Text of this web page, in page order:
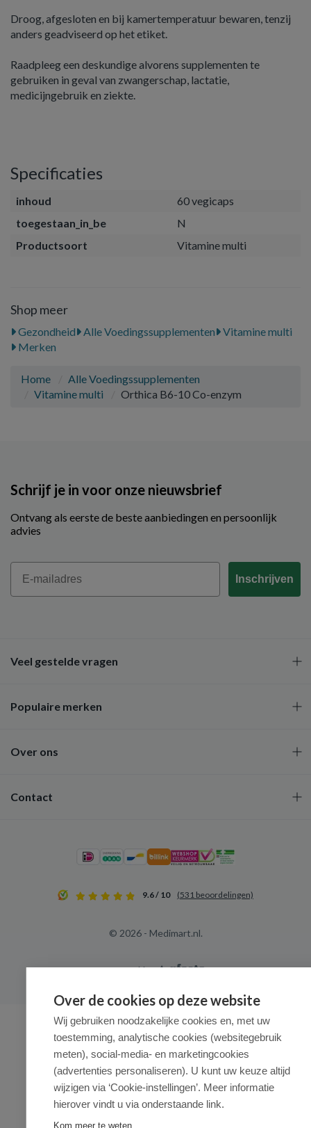
Droog, afgesloten en bij kamertemperatuur bewaren, tenzij
anders geadviseerd op het etiket.
Raadpleeg een deskundige alvorens supplementen te
gebruiken in geval van zwangerschap, lactatie,
medicijngebruik en ziekte.
Specificaties
inhoud
60 vegicaps
toegestaan_in_be
N
Productsoort
Vitamine multi
Shop meer
Gezondheid Alle Voedingssupplementen
Vitamine multi
Merken
Home
Alle Voedingssupplementen
Vitamine multi
Orthica B6-10 Co-enzym
Schrijf je in voor onze nieuwsbrief
Ontvang als eerste de beste aanbiedingen en persoonlijk
advies
Email
Inschrijven
Veel gestelde vragen
Populaire merken
Over ons
Contact
9.6 / 10 (531 beoordelingen)
© 2026 - Medimart.nl.
Over de cookies op deze website
Wij gebruiken noodzakelijke cookies en, met uw
toestemming, analytische cookies (websitegebruik
meten), social-media- en marketingcookies
(advertenties personaliseren). U kunt uw keuze altijd
wijzigen via ‘Cookie-instellingen’. Meer informatie
hierover vindt u via onderstaande link.
Kom meer te weten